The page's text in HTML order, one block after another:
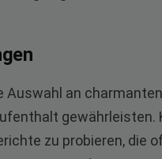
Auswahl an
gewährleisten.
zu probieren, die